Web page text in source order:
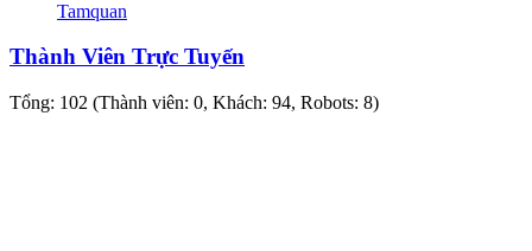
Tamquan
Thành Viên Trực Tuyến
Tổng: 102 (Thành viên: 0, Khách: 94, Robots: 8)